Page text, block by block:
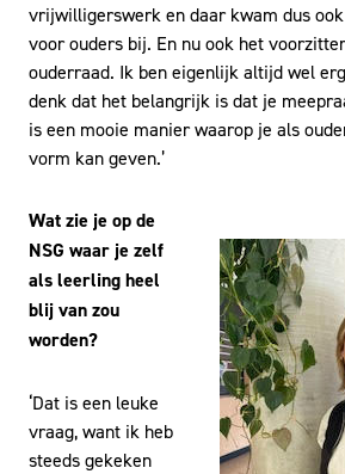
vrijwilligerswerk en daar kwam dus
voor ouders bij. En nu ook het
ouderraad. Ik ben eigenlijk altijd wel
denk dat het belangrijk is dat je
is een mooie manier waarop je als
vorm kan geven.’
Wat zie je op de
NSG waar je zelf
als leerling heel
blij van zou
worden?
‘Dat is een leuke
vraag, want ik heb
steeds gekeken